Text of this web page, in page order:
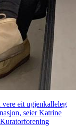
eit ugjenkalleleg
seier Katrine